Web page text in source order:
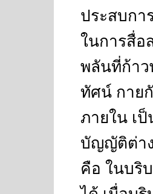
ประสบกา
ในการสื่อ
พลันที่ก้าว
ทัศน์ กาย
ภายใน เ
บัญญัติต่า
คือ ในบริ